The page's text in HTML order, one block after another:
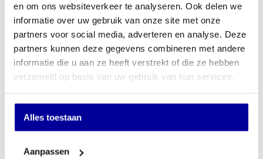
en om ons websiteverkeer te analyseren. Ook delen we
informatie over uw gebruik van onze site met onze
partners voor social media, adverteren en analyse. Deze
partners kunnen deze gegevens combineren met andere
informatie die u aan ze heeft verstrekt of die ze hebben
verzameld op basis van uw gebruik van hun services.
Alles toestaan
Aanpassen
Leverbaar in 6 kleuren
Frame zwart tegen meerprijs verchroomd
Stapelbaar tot 10 stuks
Milieuaspecten: